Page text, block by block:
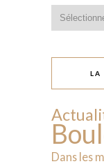
LA
Dans les